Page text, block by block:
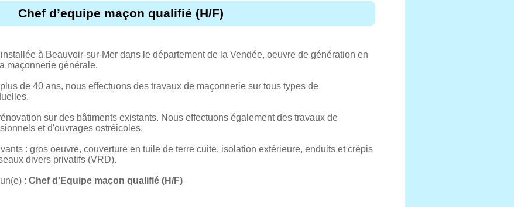
Chef d’equipe maçon qualifié (H/F)
à Beauvoir-sur-Mer dans le département de la Vendée, oeuvre de génération en
maçonnerie générale.
de 40 ans, nous effectuons des travaux de maçonnerie sur tous types de
sur des bâtiments existants. Nous effectuons également des travaux de
et d'ouvrages ostréicoles.
: gros oeuvre, couverture en tuile de terre cuite, isolation extérieure, enduits et crépis
divers privatifs (VRD).
: Chef d’Equipe maçon qualifié (H/F)